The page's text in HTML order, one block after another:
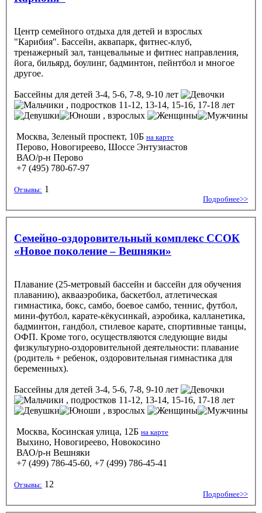
Центр семейного отдыха для детей и взрослых
"Карибия". Бассейн, аквапарк, фитнес-клуб,
тренажерный зал, танцевальные и фитнес направления,
йога, бильярд, боулинг, бадминтон, пейнтбол и многое
другое.
Бассейны для детей 3-4, 5-6, 7-8, 9-10 лет
, подростков 11-12, 13-14, 15-16, 17-18 лет
, взрослых
Москва, Зеленый проспект, 10Б на карте
Перово, Новогиреево, Шоссе Энтузиастов
ВАО/р-н Перово
+7 (495) 780-67-97
Отзывы: 1
Подробнее>>
Семейно-оздоровительный комплекс ССОК
«Новое поколение – Вешняки»
Плавание (25-метровый бассейн и бассейн для обучения
плаванию), аквааэробика, баскетбол, атлетическая
гимнастика, бокс, самбо, боевое самбо, теннис, футбол,
мини-футбол, карате-кёкусинкай, аэробика, калланетика,
бадминтон, гандбол, стилевое карате, спортивные танцы,
ОФП. Кроме того, осуществляются следующие виды
физкультурно-оздоровительной деятельности: плавание
(родитель + ребенок, оздоровительная гимнастика для
беременных).
Бассейны для детей 3-4, 5-6, 7-8, 9-10 лет
, подростков 11-12, 13-14, 15-16, 17-18 лет
, взрослых
Москва, Косинская улица, 12Б на карте
Выхино, Новогиреево, Новокосино
ВАО/р-н Вешняки
+7 (499) 786-45-60, +7 (499) 786-45-41
Отзывы: 12
Подробнее>>